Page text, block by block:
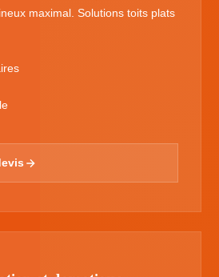
maximal. Solutions toits plats